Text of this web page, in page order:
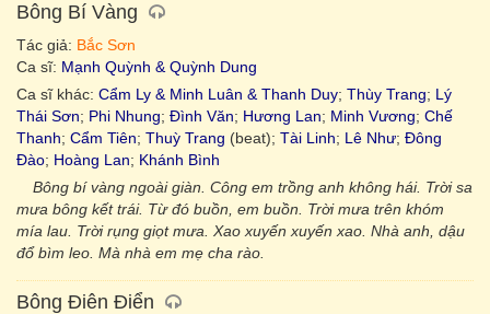
Bông Bí Vàng
Tác giả: Bắc Sơn
Ca sĩ: Mạnh Quỳnh & Quỳnh Dung
Ca sĩ khác: Cẩm Ly & Minh Luân & Thanh Duy; Thùy Trang; Lý
Thái Sơn; Phi Nhung; Đình Văn; Hương Lan; Minh Vương; Chế
Thanh; Cẩm Tiên; Thuỳ Trang (beat); Tài Linh; Lê Như; Đông
Đào; Hoàng Lan; Khánh Bình
Bông bí vàng ngoài giàn. Công em trồng anh không hái. Trời sa
mưa bông kết trái. Từ đó buồn, em buồn. Trời mưa trên khóm
mía lau. Trời rụng giọt mưa. Xao xuyến xuyến xao. Nhà anh, dậu
đổ bìm leo. Mà nhà em mẹ cha rào.
Bông Điên Điển